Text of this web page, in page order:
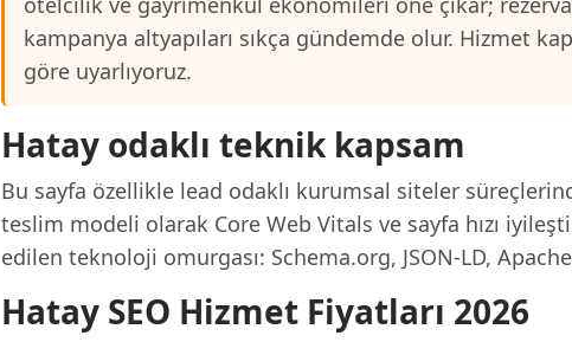
kampanya altyapıları sıkça gündemde olur. Hizmet
göre uyarlıyoruz.
Hatay odaklı teknik kapsam
Bu sayfa özellikle lead odaklı kurumsal siteler
teslim modeli olarak Core Web Vitals ve sayfa hızı
edilen teknoloji omurgası: Schema.org, JSON-LD,
Hatay SEO Hizmet Fiyatları 2026